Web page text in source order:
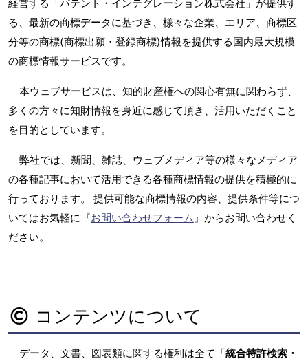
経営する「パテント・インテグレーション株式会社」が提供す
る、最新の商標データに基づき、様々な企業、エリア、商標区
分等の商標(商標出願・登録商標)情報を提供する国内最大規模
の商標情報サービスです。
本ウェブサービスは、知的財産権への関心有無に関わらず、
多くの方々に知財情報を身近に感じて頂き、活用いただくこと
を目的としています。
弊社では、新聞、雑誌、ウェブメディア等の様々なメディア
の各種記事において活用できる各種商標情報の提供を積極的に
行っております。 提供可能な商標情報の内容、提供条件等につ
いてはお気軽に『お問い合わせフォーム 』からお問い合わせく
ださい。
コンテンツについて
データ、文書、図表類に関する権利は全て「統合特許検索・